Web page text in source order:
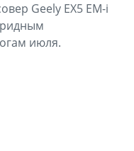
Geely EX5 EM-i
июля.